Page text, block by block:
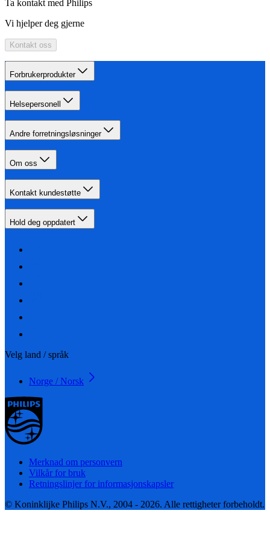
Ta kontakt med Philips
Vi hjelper deg gjerne
Kontakt oss
Forbrukerprodukter
Helsepersonell
Andre forretningsløsninger
Om oss
Kontakt kundestøtte
Hold deg oppdatert
Velg land / språk
Norge / Norsk
Merknad om personvern
Vilkår for bruk
Retningslinjer for informasjonskapsler
© Koninklijke Philips N.V., 2004 - 2026. Alle rettigheter forbeholdt.